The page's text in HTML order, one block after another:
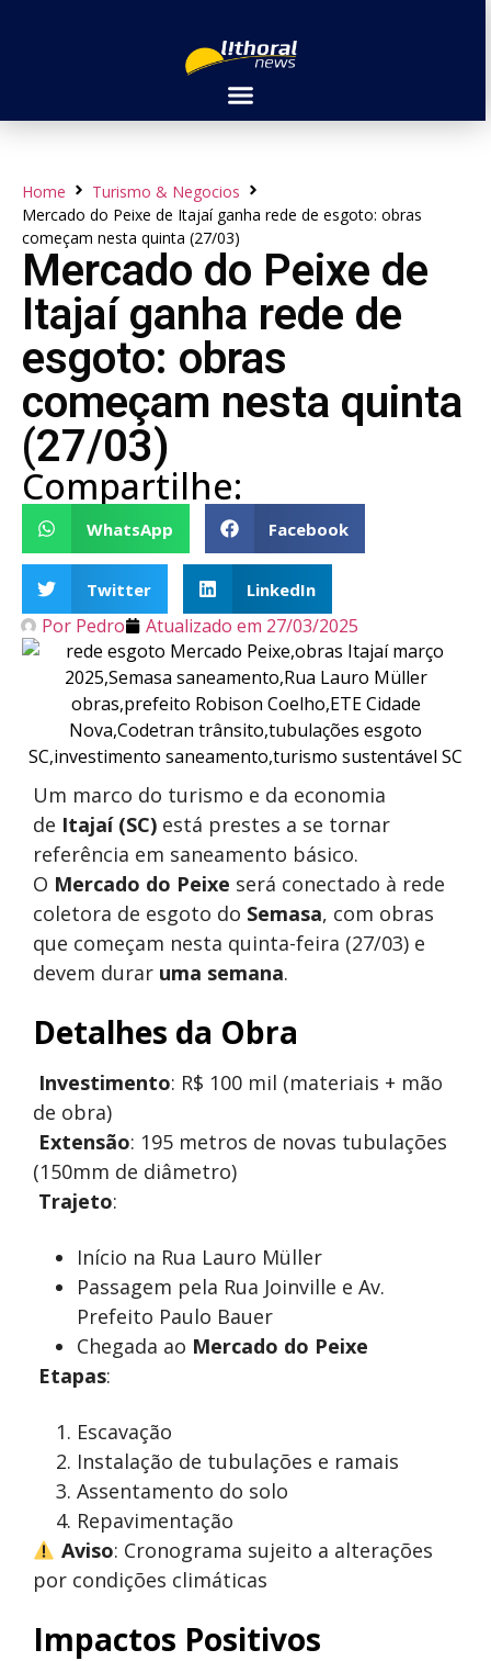
Home
Turismo & Negocios
Mercado do Peixe de Itajaí ganha rede de esgoto: obras
começam nesta quinta (27/03)
Mercado do Peixe de
Itajaí ganha rede de
esgoto: obras
começam nesta quinta
(27/03)
Compartilhe:
WhatsApp Facebook
Twitter LinkedIn
Por Pedro Atualizado em 27/03/2025
Um marco do turismo e da economia
de Itajaí (SC) está prestes a se tornar
referência em saneamento básico.
O Mercado do Peixe será conectado à rede
coletora de esgoto do Semasa, com obras
que começam nesta quinta-feira (27/03) e
devem durar uma semana.
Detalhes da Obra
Investimento: R$ 100 mil (materiais + mão
de obra)
Extensão: 195 metros de novas tubulações
(150mm de diâmetro)
Trajeto:
Início na Rua Lauro Müller
Passagem pela Rua Joinville e Av.
Prefeito Paulo Bauer
Chegada ao Mercado do Peixe
Etapas:
Escavação
Instalação de tubulações e ramais
Assentamento do solo
Repavimentação
Aviso: Cronograma sujeito a alterações
por condições climáticas
Impactos Positivos